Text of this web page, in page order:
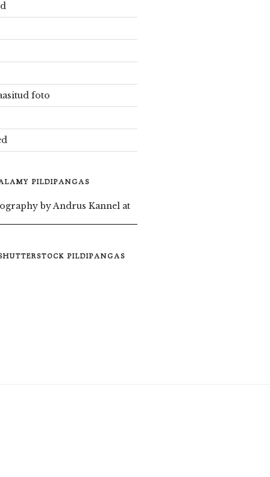
foto
PILDIPANGAS
PILDIPANGAS